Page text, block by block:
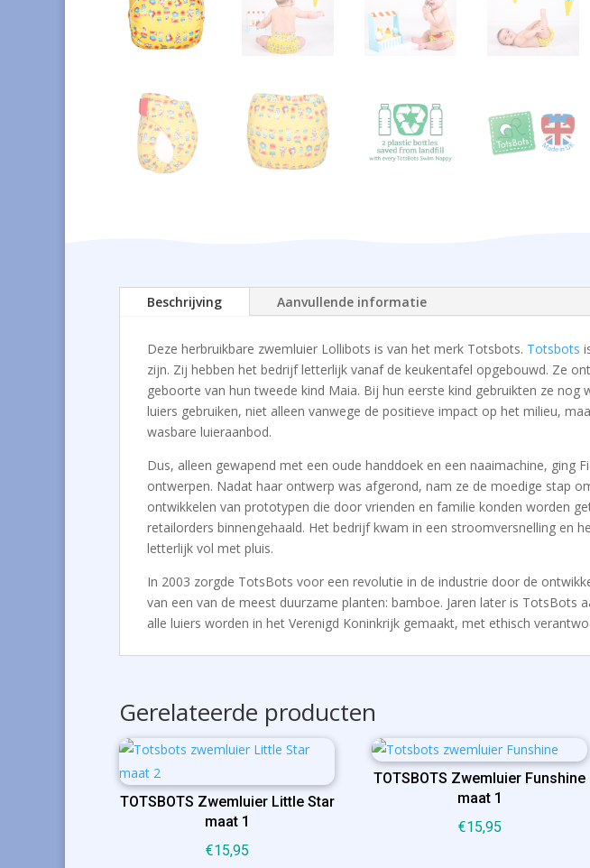
Beschrijving Aanvullende informatie
Deze herbruikbare zwemluier Lollibots is van het merk Totsbots. Totsbots
zijn. Zij hebben het bedrijf letterlijk vanaf de keukentafel opgebouwd. Ze
geboorte van hun tweede kind Maia. Bij hun eerste kind gebruikten ze
luiers gebruiken, niet alleen vanwege de positieve impact op het milieu,
wasbare luieraanbod.
Dus, alleen gewapend met een oude handdoek en een naaimachine,
ontwerpen. Nadat haar ontwerp was afgerond, nam ze de moedige stap
ontwikkelen van prototypen die door vrienden en familie konden worden
retailorders binnengehaald. Het bedrijf kwam in een stroomversnelling en
letterlijk vol met pluis.
In 2003 zorgde TotsBots voor een revolutie in de industrie door de
van een van de meest duurzame planten: bamboe. Jaren later is TotsBots
alle luiers worden in het Verenigd Koninkrijk gemaakt, met ethisch
Gerelateerde producten
TOTSBOTS Zwemluier Little Star
maat 1
€15,95
TOTSBOTS Zwemluier Funshine
maat 1
€15,95